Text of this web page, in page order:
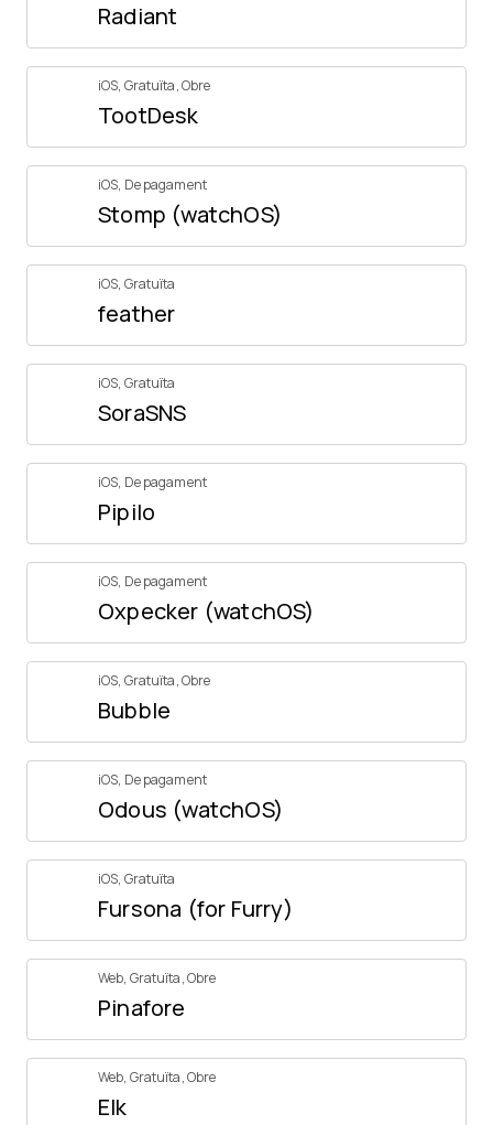
Radiant
iOS, Gratuïta,Obre
TootDesk
iOS, De pagament
Stomp (watchOS)
iOS, Gratuïta
feather
iOS, Gratuïta
SoraSNS
iOS, De pagament
Pipilo
iOS, De pagament
Oxpecker (watchOS)
iOS, Gratuïta,Obre
Bubble
iOS, De pagament
Odous (watchOS)
iOS, Gratuïta
Fursona (for Furry)
Web, Gratuïta,Obre
Pinafore
Web, Gratuïta,Obre
Elk